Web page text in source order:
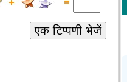
एक टिप्पणी भेजें